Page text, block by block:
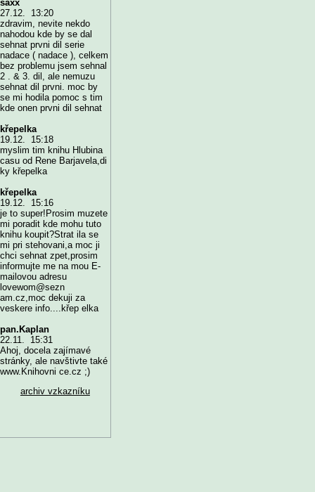
saxx
27.12. 13:20
zdravim, nevite nekdo
nahodou kde by se dal
sehnat prvni dil serie
nadace ( nadace ), celkem
bez problemu jsem sehnal
2 . & 3. dil, ale nemuzu
sehnat dil prvni. moc by
se mi hodila pomoc s tim
kde onen prvni dil sehnat
křepelka
19.12. 15:18
myslim tim knihu Hlubina
casu od Rene Barjavela,di
ky křepelka
křepelka
19.12. 15:16
je to super!Prosim muzete
mi poradit kde mohu tuto
knihu koupit?Strat ila se
mi pri stehovani,a moc ji
chci sehnat zpet,prosim
informujte me na mou E-
mailovou adresu
lovewom@sezn
am.cz,moc dekuji za
veskere info....křep elka
pan.Kaplan
22.11. 15:31
Ahoj, docela zajímavé
stránky, ale navštivte také
www.Knihovni ce.cz ;)
archiv vzkazníku